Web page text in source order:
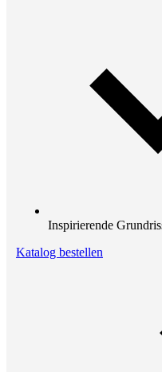
Inspirierende
Katalog bestellen